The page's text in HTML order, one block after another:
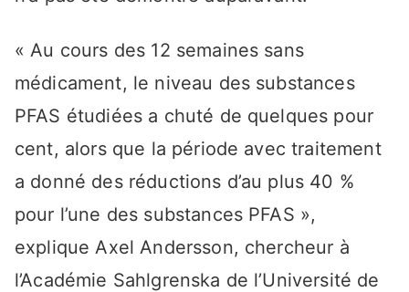
« Au cours des 12 semaines sans
médicament, le niveau des substances
PFAS étudiées a chuté de quelques pour
cent, alors que la période avec traitement
a donné des réductions d’au plus 40 %
pour l’une des substances PFAS »,
explique Axel Andersson, chercheur à
l’Académie Sahlgrenska de l’Université de